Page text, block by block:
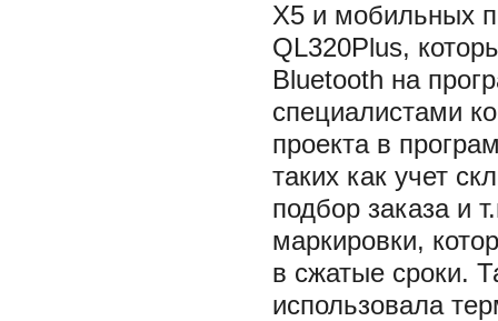
X5 и мобильных
QL320Plus,
Bluetooth на
специалистами
проекта в
таких как учет
подбор заказа и
маркировки,
в сжатые сроки.
использовала